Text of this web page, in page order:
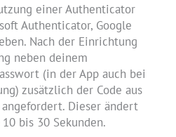
einer Authenticator
Authenticator, Google
Nach der Einrichtung
neben deinem
(in der App auch bei
zusätzlich der Code aus
Dieser ändert
bis 30 Sekunden.